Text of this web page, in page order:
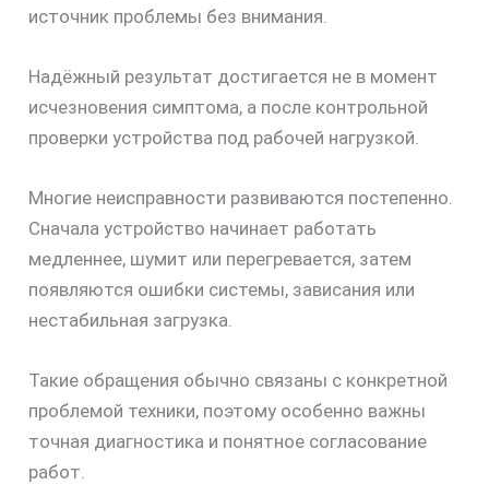
источник проблемы без внимания.
Надёжный результат достигается не в момент
исчезновения симптома, а после контрольной
проверки устройства под рабочей нагрузкой.
Многие неисправности развиваются постепенно.
Сначала устройство начинает работать
медленнее, шумит или перегревается, затем
появляются ошибки системы, зависания или
нестабильная загрузка.
Такие обращения обычно связаны с конкретной
проблемой техники, поэтому особенно важны
точная диагностика и понятное согласование
работ.